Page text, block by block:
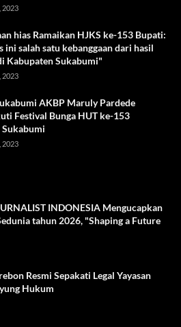
2023
hias Ramaikan HJKS ke-153 Bupati:
ini salah satu kebanggaan dari hasil
Kabupaten Sukabumi"
2023
AKBP Maruly Pardede
Festival Bunga HUT ke-153
2023
INDONESIA Mengucapkan
tahun 2026, "Shaping a Future
Resmi Sepakati Legal Yayasan
Hukum